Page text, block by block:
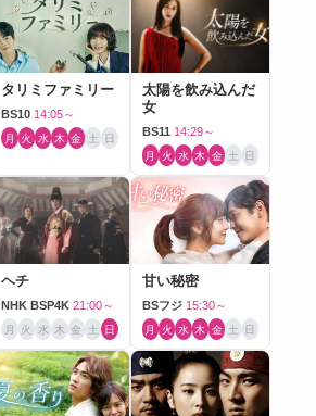
タリミファミリー
BS10 14:05～
月 火 水 木 金 土 日
太陽を飲み込んだ
女
BS11 14:29～
月 火 水 木 金 土 日
ヘチ
NHK BSP4K 21:00～
月 火 水 木 金 土 日
甘い秘密
BSフジ 15:30～
月 火 水 木 金 土 日